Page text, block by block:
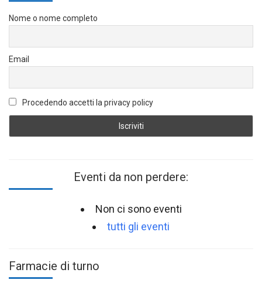
Nome o nome completo
Email
Procedendo accetti la privacy policy
Eventi da non perdere:
Non ci sono eventi
tutti gli eventi
Farmacie di turno